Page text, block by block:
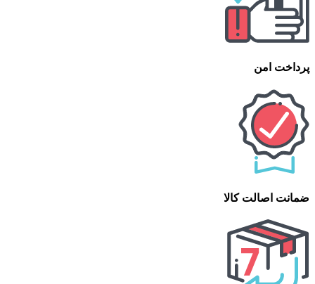
پرداخت امن
ضمانت اصالت کالا